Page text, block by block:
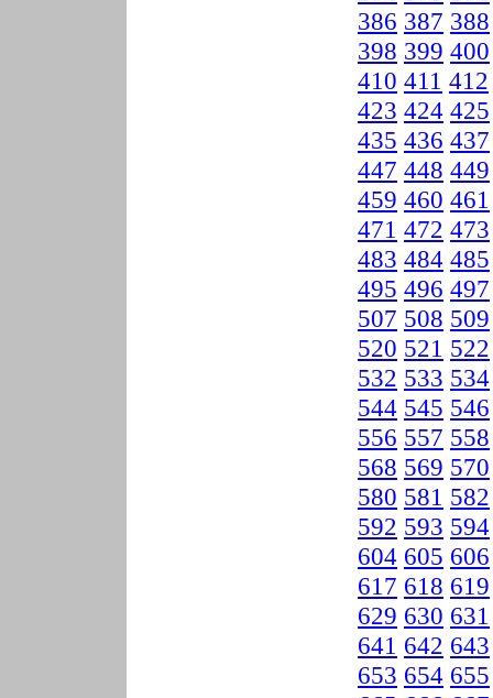
386 387 388
398 399 400
410 411 412
423 424 425
435 436 437
447 448 449
459 460 461
471 472 473
483 484 485
495 496 497
507 508 509
520 521 522
532 533 534
544 545 546
556 557 558
568 569 570
580 581 582
592 593 594
604 605 606
617 618 619
629 630 631
641 642 643
653 654 655